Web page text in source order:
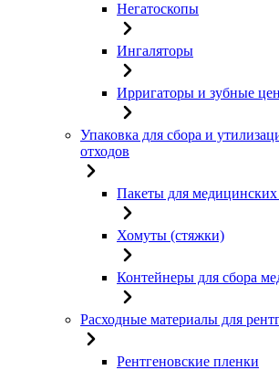
Негатоскопы
Ингаляторы
Ирригаторы и зубные
Упаковка для сбора и
отходов
Пакеты для медицинских
Хомуты (стяжки)
Контейнеры для сбора
Расходные материалы для
Рентгеновские пленки